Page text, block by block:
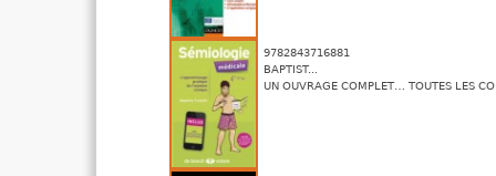
9782843716881
BAPTIST...
UN OUVRAGE COMPLET… TOUTES LES